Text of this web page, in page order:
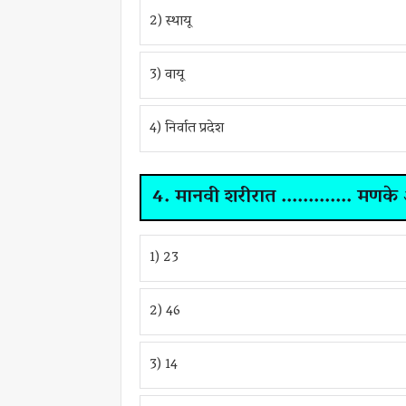
2) स्थायू
3) वायू
4) निर्वात प्रदेश
4. मानवी शरीरात .............
1) 23
2) 46
3) 14